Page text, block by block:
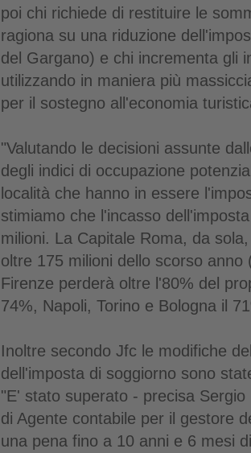
poi chi richiede di restituire le
ragiona su una riduzione
del Gargano) e chi incrementa gli
utilizzando in maniera più
per il sostegno all'economia
"Valutando le decisioni assunte
degli indici di occupazione
località che hanno in essere
stimiamo che l'incasso
milioni. La Capitale Roma, da
oltre 175 milioni dello scorso
Firenze perderà oltre l'80% del
74%, Napoli, Torino e Bologna il
Inoltre secondo Jfc le modifiche
dell'imposta di soggiorno sono
"E' stato superato - precisa
di Agente contabile per il gestore
una pena fino a 10 anni e 6 mesi